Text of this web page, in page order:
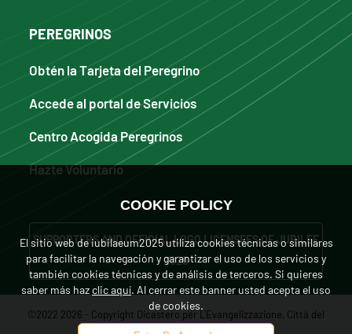
PEREGRINOS
Obtén la Tarjeta del Peregrino
Accede al portal de Servicios
Centro Acogida Peregrinos
Hazte Voluntario
SUPPORTERS AND OFFICIAL LOGO LICENSEES OF JUBILEE
2025
©2022 2026 - Copyright Dicastero per L'Evangelizzazione, Città del
COOKIE POLICY
El sitio web de iubilaeum2025 utiliza cookies técnicas o similares
para facilitar la navegación y garantizar el uso de los servicios y
también cookies técnicas y de análisis de terceros. Si quieres
saber más hazclic aquí. Al cerrar este banner usted acepta el uso
de cookies.